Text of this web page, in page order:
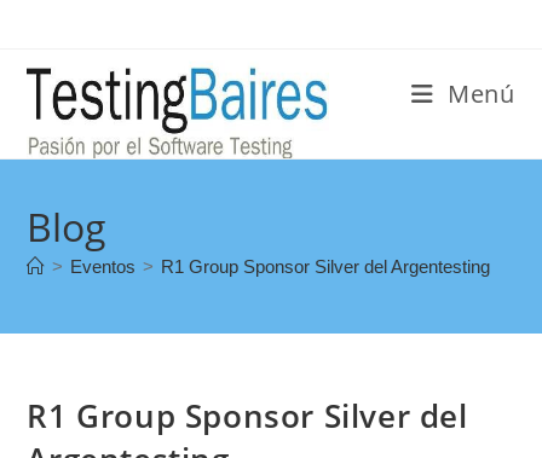
Menú
Blog
> Eventos > R1 Group Sponsor Silver del Argentesting
R1 Group Sponsor Silver del